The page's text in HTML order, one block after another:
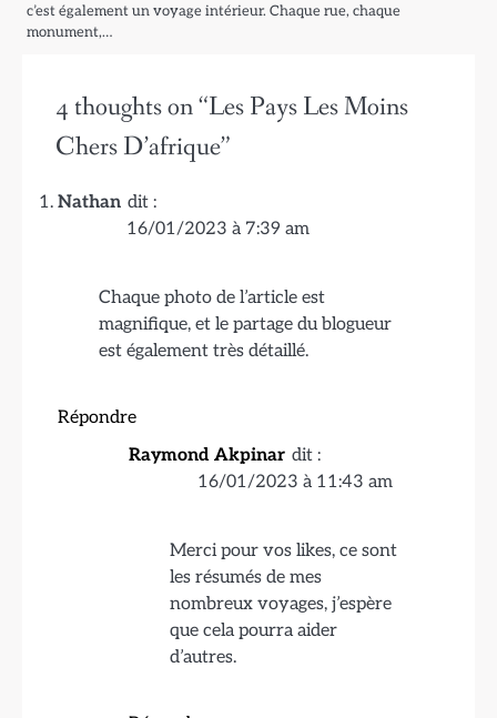
c’est également un voyage intérieur. Chaque rue, chaque
monument,…
4 thoughts on “Les Pays Les Moins
Chers D’afrique”
Nathan dit :
16/01/2023 à 7:39 am
Chaque photo de l’article est
magnifique, et le partage du blogueur
est également très détaillé.
Répondre
Raymond Akpinar dit :
16/01/2023 à 11:43 am
Merci pour vos likes, ce sont
les résumés de mes
nombreux voyages, j’espère
que cela pourra aider
d’autres.